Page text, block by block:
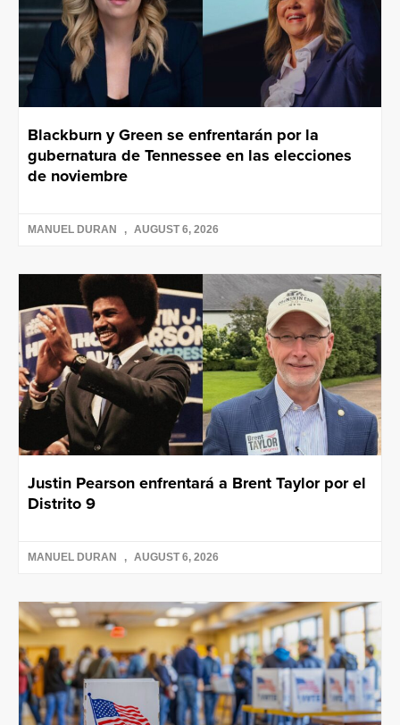
Blackburn y Green se enfrentarán por la
gubernatura de Tennessee en las elecciones
de noviembre
MANUEL DURAN AUGUST 6, 2026
Justin Pearson enfrentará a Brent Taylor por el
Distrito 9
MANUEL DURAN AUGUST 6, 2026